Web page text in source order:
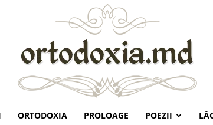
ORTODOXIA PROLOAGE POEZII